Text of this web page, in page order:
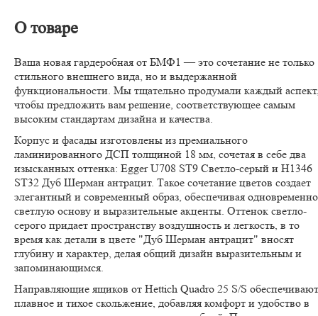
О товаре
Ваша новая гардеробная от БМФ1 — это сочетание не только
стильного внешнего вида, но и выдержанной
функциональности. Мы тщательно продумали каждый
чтобы предложить вам решение, соответствующее самым
высоким стандартам дизайна и качества.
Корпус и фасады изготовлены из премиального
ламинированного ДСП толщиной 18 мм, сочетая в себе два
изысканных оттенка: Egger U708 ST9 Светло-серый и H1346
ST32 Дуб Шерман антрацит. Такое сочетание цветов создает
элегантный и современный образ, обеспечивая одновременно
светлую основу и выразительные акценты. Оттенок светло-
серого придает пространству воздушность и легкость, в то
время как детали в цвете "Дуб Шерман антрацит" вносят
глубину и характер, делая общий дизайн выразительным и
запоминающимся.
Направляющие ящиков от Hettich Quadro 25 S/S обеспечивают
плавное и тихое скольжение, добавляя комфорт и удобство в